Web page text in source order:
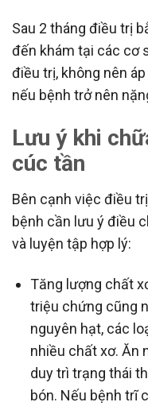
Sau 2 tháng điều trị
đến khám tại các cơ
điều trị, không nên
nếu bệnh trở nên
Lưu ý khi
cúc tần
Bên cạnh việc điều
bệnh cần lưu ý điều
và luyện tập hợp lý:
Tăng lượng chất
triệu chứng cũng
nguyên hạt, các
nhiều chất xơ. Ăn
duy trì trạng thái
bón. Nếu bệnh trĩ